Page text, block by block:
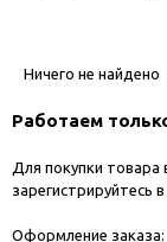
Ничего не найдено
Работаем
Для покупки товара
зарегистрируйтесь в
Оформление заказа: